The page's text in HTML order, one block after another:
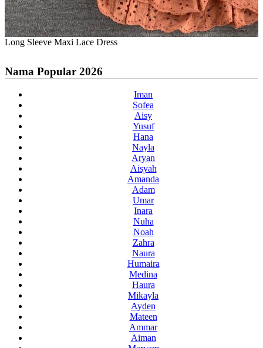
Long Sleeve Maxi Lace Dress
Nama Popular 2026
Iman
Sofea
Aisy
Yusuf
Hana
Nayla
Aryan
Aisyah
Amanda
Adam
Umar
Inara
Nuha
Noah
Zahra
Naura
Humaira
Medina
Haura
Mikayla
Ayden
Mateen
Ammar
Aiman